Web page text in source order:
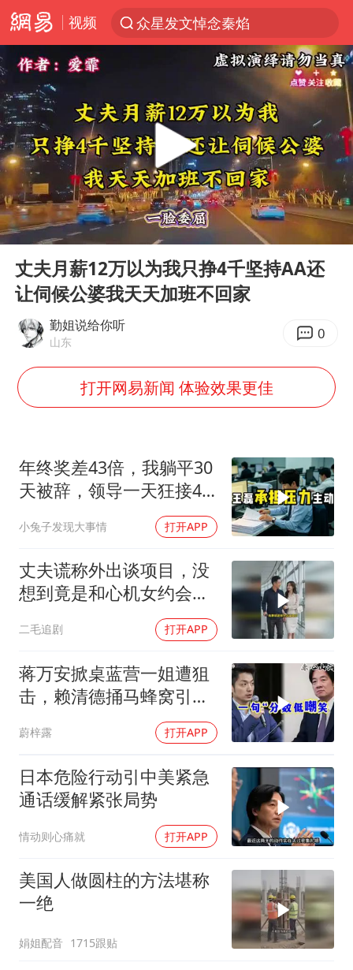
视频
众星发文悼念秦焰
新能源汽车产业链提速
SK海力士回应“或出售重庆工厂”传闻
大连一起飞航班因乘客可乐爆瓶折返
费大厨不自称“大王”了
血指纹匹配成功，20年悬案告破！凶手被执行死刑
辽宁28名务农人员中暑死亡？官方辟谣
“还不如不放假”
武契奇：欧洲已处于大战边缘
部分银行上调存款利率
货车高速制动失灵 交警护航化险为夷
朱一龙的鼻子怎么了
成都多趟列车临时停运
路虎卫士限时降17万 BBA已集体降价
下党之路
Play
00:00 44:15
丈夫月薪12万以为我只挣4千坚持AA还
让伺候公婆我天天加班不回家
勤姐说给你听
山东 0
打开网易新闻 体验效果更佳
年终奖差43倍，我躺平30
天被辞，领导一天狂接47
小兔子发现大事情 打开APP
丈夫谎称外出谈项目，没
想到竟是和心机女约会，
二毛追剧 打开APP
蒋万安掀桌蓝营一姐遭狙
击，赖清德捅马蜂窝引风
蔚梓露 打开APP
日本危险行动引中美紧急
通话缓解紧张局势
情动则心痛就 打开APP
美国人做圆柱的方法堪称
一绝
娟姐配音 1715跟贴